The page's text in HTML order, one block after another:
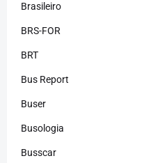
Brasileiro
BRS-FOR
BRT
Bus Report
Buser
Busologia
Busscar